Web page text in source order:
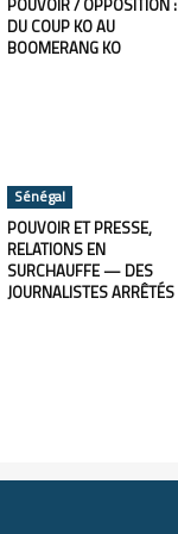
POUVOIR / OPPOSITION :
DU COUP KO AU
BOOMERANG KO
Sénégal
POUVOIR ET PRESSE,
RELATIONS EN
SURCHAUFFE — DES
JOURNALISTES ARRÊTÉS